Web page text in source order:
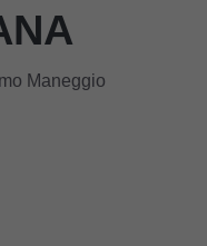
Maneggio